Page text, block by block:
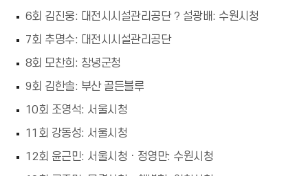
6회 김진웅: 대전시시설관리공단 ? 설광배: 수원시청
7회 추명수: 대전시시설관리공단
8회 모찬희: 창녕군청
9회 김한솔: 부산 골든블루
10회 조영석: 서울시청
11회 강동성: 서울시청
12회 윤근민: 서울시청ㆍ정영만: 수원시청